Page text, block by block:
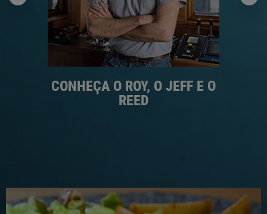
CONHEÇA O ROY, O JEFF E O
REED